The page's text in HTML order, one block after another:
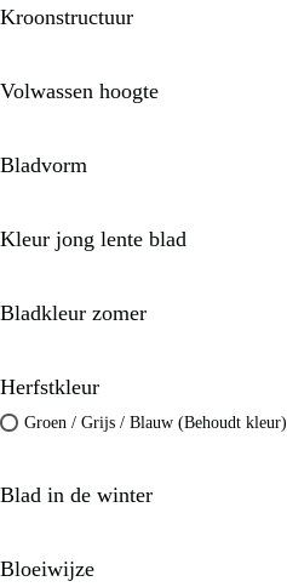
Kroonstructuur
Volwassen hoogte
Bladvorm
Kleur jong lente blad
Bladkleur zomer
Herfstkleur
Groen / Grijs / Blauw (Behoudt kleur)
Blad in de winter
Bloeiwijze